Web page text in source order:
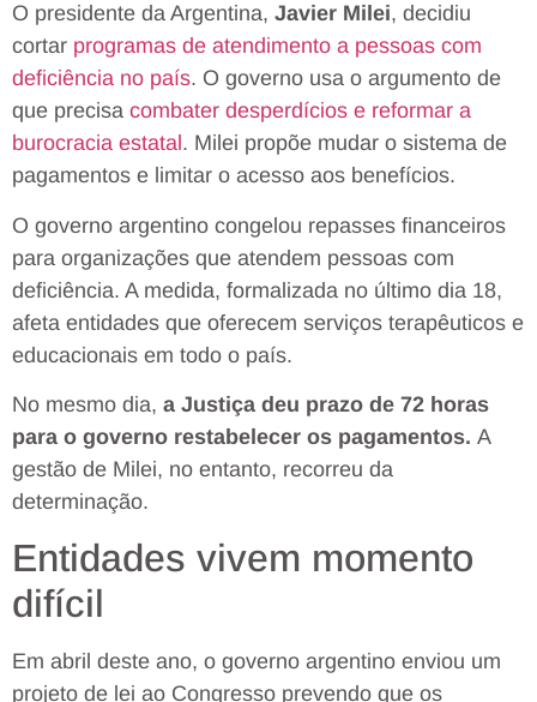
O presidente da Argentina, Javier Milei, decidiu
cortar programas de atendimento a pessoas com
deficiência no país. O governo usa o argumento de
que precisa combater desperdícios e reformar a
burocracia estatal . Milei propõe mudar o sistema de
pagamentos e limitar o acesso aos benefícios.
O governo argentino congelou repasses financeiros
para organizações que atendem pessoas com
deficiência. A medida, formalizada no último dia 18,
afeta entidades que oferecem serviços terapêuticos e
educacionais em todo o país.
No mesmo dia, a Justiça deu prazo de 72 horas
para o governo restabelecer os pagamentos. A
gestão de Milei, no entanto, recorreu da
determinação.
Entidades vivem momento
difícil
Em abril deste ano, o governo argentino enviou um
projeto de lei ao Congresso prevendo que os